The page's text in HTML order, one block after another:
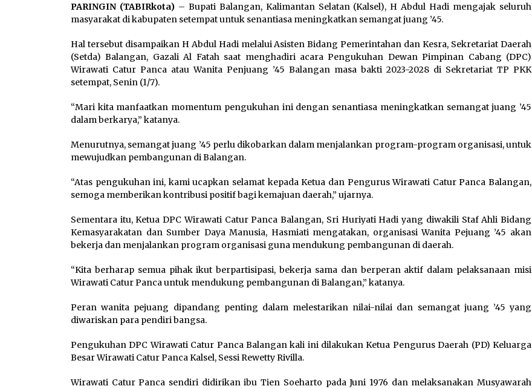
PARINGIN (TABIRkota)– Bupati Balangan, Kalimantan Selatan (Kalsel), H Abdul Hadi mengajak seluruh
masyarakat di kabupaten setempat untuk senantiasa meningkatkan semangat juang ’45.
Hal tersebut disampaikan H Abdul Hadi melalui Asisten Bidang Pemerintahan dan Kesra, Sekretariat Daerah
(Setda) Balangan, Gazali Al Fatah saat menghadiri acara Pengukuhan Dewan Pimpinan Cabang (DPC)
Wirawati Catur Panca atau Wanita Penjuang ’45 Balangan masa bakti 2023-2028 di Sekretariat TP PKK
setempat, Senin (1/7).
“Mari kita manfaatkan momentum pengukuhan ini dengan senantiasa meningkatkan semangat juang ’45
dalam berkarya,” katanya.
Menurutnya, semangat juang ’45 perlu dikobarkan dalam menjalankan program-program organisasi, untuk
mewujudkan pembangunan di Balangan.
“Atas pengukuhan ini, kami ucapkan selamat kepada Ketua dan Pengurus Wirawati Catur Panca Balangan,
semoga memberikan kontribusi positif bagi kemajuan daerah,” ujarnya.
Sementara itu, Ketua DPC Wirawati Catur Panca Balangan, Sri Huriyati Hadi yang diwakili Staf Ahli Bidang
Kemasyarakatan dan Sumber Daya Manusia, Hasmiati mengatakan, organisasi Wanita Pejuang ’45 akan
bekerja dan menjalankan program organisasi guna mendukung pembangunan di daerah.
“Kita berharap semua pihak ikut berpartisipasi, bekerja sama dan berperan aktif dalam pelaksanaan misi
Wirawati Catur Panca untuk mendukung pembangunan di Balangan,” katanya.
Peran wanita pejuang dipandang penting dalam melestarikan nilai-nilai dan semangat juang ’45 yang
diwariskan para pendiri bangsa.
Pengukuhan DPC Wirawati Catur Panca Balangan kali ini dilakukan Ketua Pengurus Daerah (PD) Keluarga
Besar Wirawati Catur Panca Kalsel, Sessi Rewetty Rivilla.
Wirawati Catur Panca sendiri didirikan ibu Tien Soeharto pada Juni 1976 dan melaksanakan Musyawarah